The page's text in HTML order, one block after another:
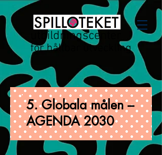
utbildningscenter
för hållbar utveckling
5. Globala målen –
AGENDA 2030